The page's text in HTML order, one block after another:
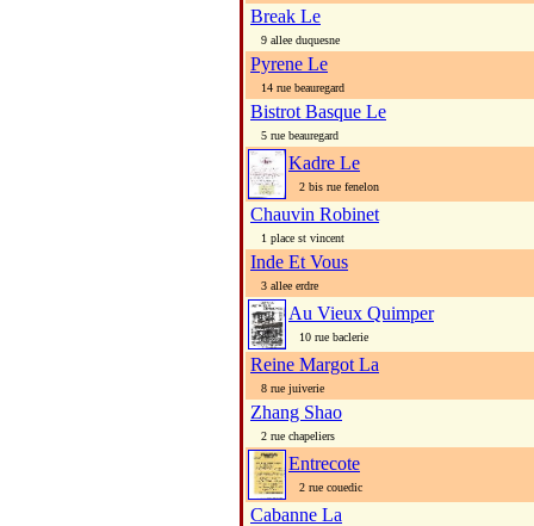
Break Le
9 allee duquesne
Pyrene Le
14 rue beauregard
Bistrot Basque Le
5 rue beauregard
Kadre Le
2 bis rue fenelon
Chauvin Robinet
1 place st vincent
Inde Et Vous
3 allee erdre
Au Vieux Quimper
10 rue baclerie
Reine Margot La
8 rue juiverie
Zhang Shao
2 rue chapeliers
Entrecote
2 rue couedic
Cabanne La